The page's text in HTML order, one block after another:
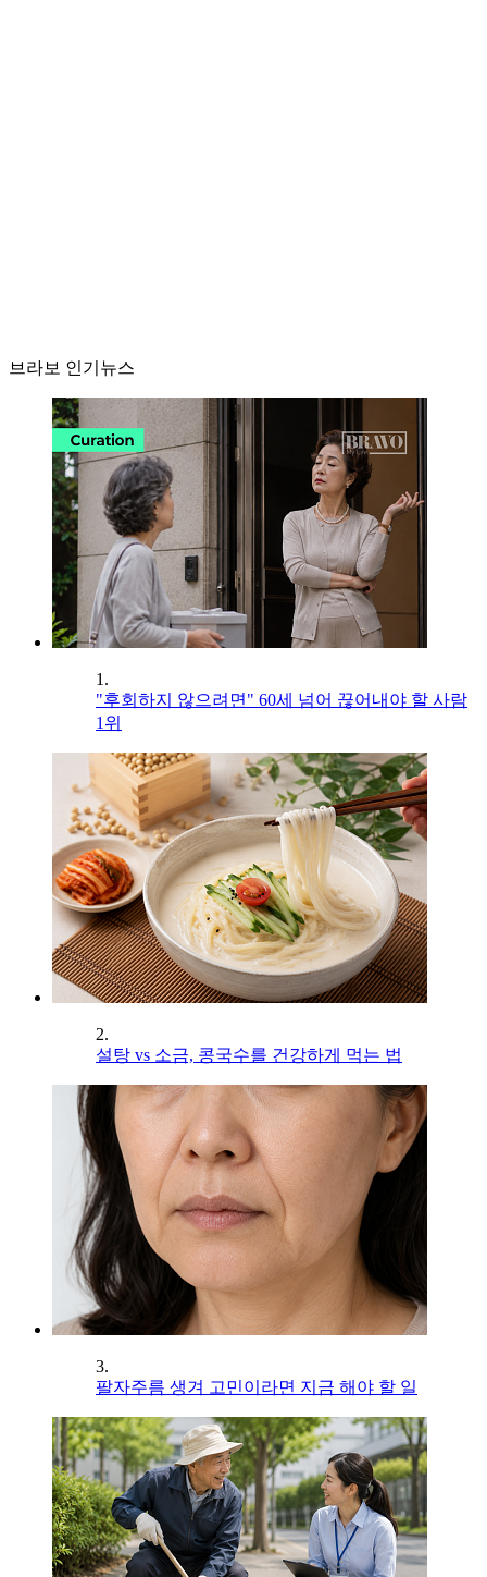
브라보 인기뉴스
1.
"후회하지 않으려면" 60세 넘어 끊어내야 할 사람
1위
2.
설탕 vs 소금, 콩국수를 건강하게 먹는 법
3.
팔자주름 생겨 고민이라면 지금 해야 할 일